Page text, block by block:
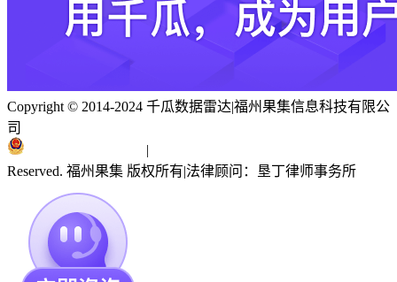
Copyright © 2014-2024 千瓜数据雷达|福州果集信息科技有限公
司
|
Reserved. 福州果集 版权所有|法律顾问：垦丁律师事务所